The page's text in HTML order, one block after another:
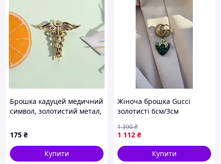
Брошка кадуцей медичний
символ, золотистий метал,
175 ₴
Купити
Жіноча брошка Gucci
золотисті 6см/3см
1 112 ₴
1 390₴
Купити